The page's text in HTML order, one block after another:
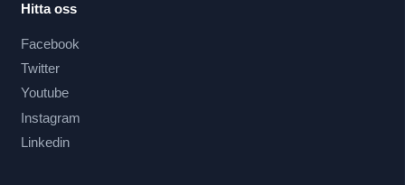
Hitta oss
Facebook
Twitter
Youtube
Instagram
Linkedin